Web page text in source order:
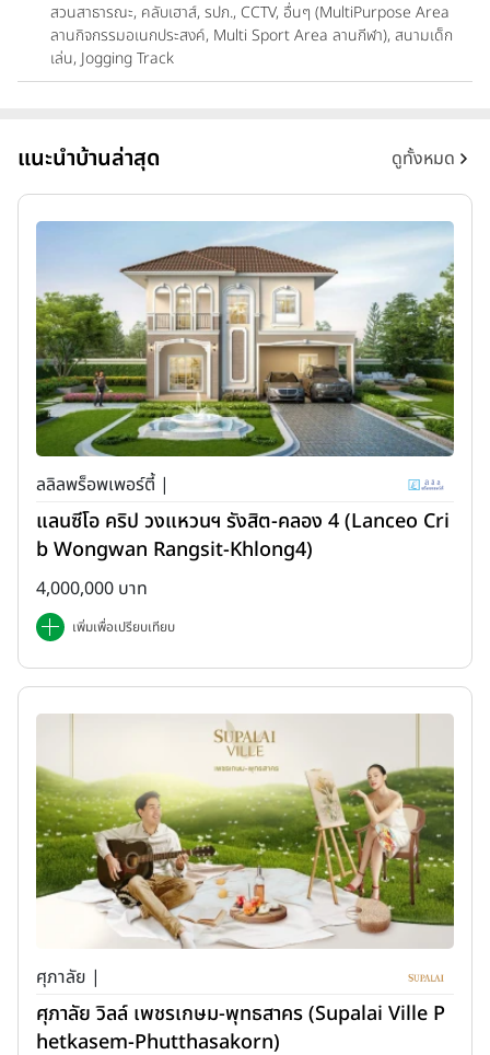
สวนสาธารณะ, คลับเฮาส์, รปภ., CCTV, อื่นๆ (MultiPurpose Area
ลานกิจกรรมอเนกประสงค์, Multi Sport Area ลานกีฬา), สนามเด็ก
เล่น, Jogging Track
แนะนำบ้านล่าสุด ดูทั้งหมด
ลลิลพร็อพเพอร์ตี้ |
แลนซีโอ คริป วงแหวนฯ รังสิต-คลอง 4 (Lanceo Cri
b Wongwan Rangsit-Khlong4)
4,000,000 บาท
เพิ่มเพื่อเปรียบเทียบ
ศุภาลัย |
ศุภาลัย วิลล์ เพชรเกษม-พุทธสาคร (Supalai Ville P
hetkasem-Phutthasakorn)